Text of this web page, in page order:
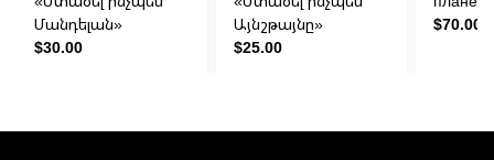
Մանդելան»
$30.00
Այնշթայնը»
$25.00
$70.00